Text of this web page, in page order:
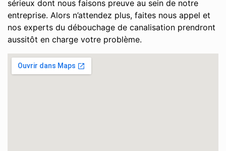
sérieux dont nous faisons preuve au sein de notre
entreprise. Alors n’attendez plus, faites nous appel et
nos experts du débouchage de canalisation prendront
aussitôt en charge votre problème.